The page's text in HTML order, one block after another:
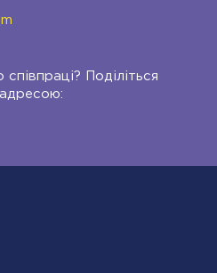
Поділіться
адресою: